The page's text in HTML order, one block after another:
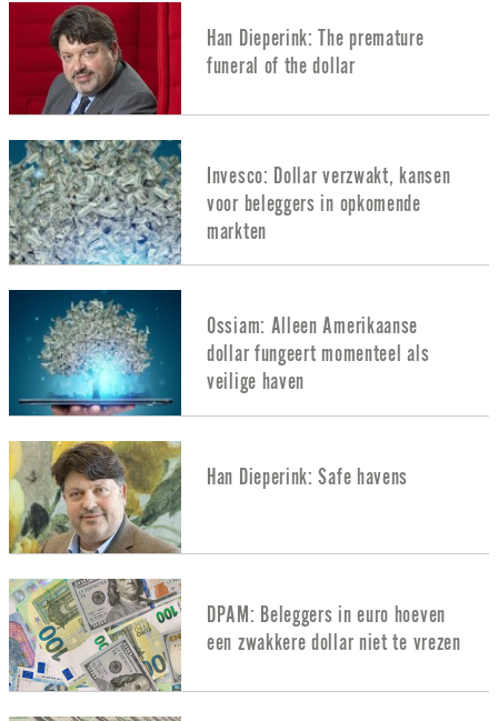
Han Dieperink: The premature
funeral of the dollar
Invesco: Dollar verzwakt, kansen
voor beleggers in opkomende
markten
Ossiam: Alleen Amerikaanse
dollar fungeert momenteel als
veilige haven
Han Dieperink: Safe havens
DPAM: Beleggers in euro hoeven
een zwakkere dollar niet te vrezen